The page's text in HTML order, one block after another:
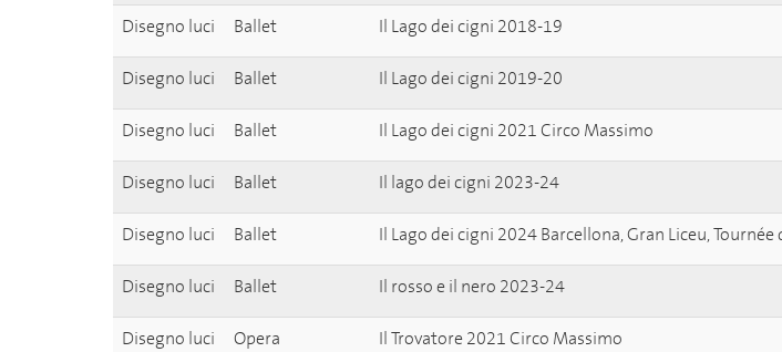
Disegno luci Ballet Il Lago dei cigni 2018-19
Disegno luci Ballet Il Lago dei cigni 2019-20
Disegno luci Ballet Il Lago dei cigni 2021 Circo Massimo
Disegno luci Ballet Il lago dei cigni 2023-24
Disegno luci Ballet Il Lago dei cigni 2024 Barcellona, Gran Liceu,
Disegno luci Ballet Il rosso e il nero 2023-24
Disegno luci Opera Il Trovatore 2021 Circo Massimo